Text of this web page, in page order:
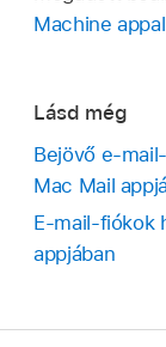
Machine
Lásd még
Bejövő
Mac Mail
E‑mail-fiókok
appjában